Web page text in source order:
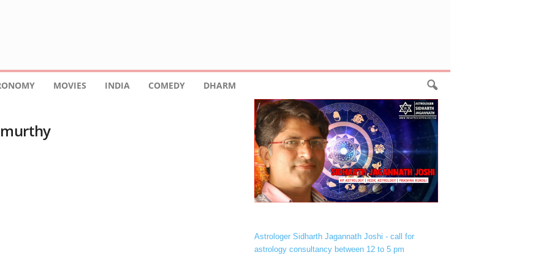
MOVIES INDIA COMEDY DHARM
Astrologer Sidharth Jagannath Joshi - call for
astrology consultancy between 12 to 5 pm